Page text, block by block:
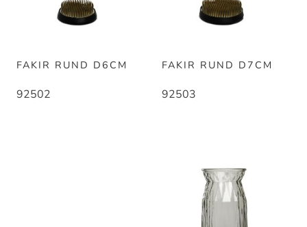
FAKIR RUND D6CM
92502
FAKIR RUND D7CM
92503